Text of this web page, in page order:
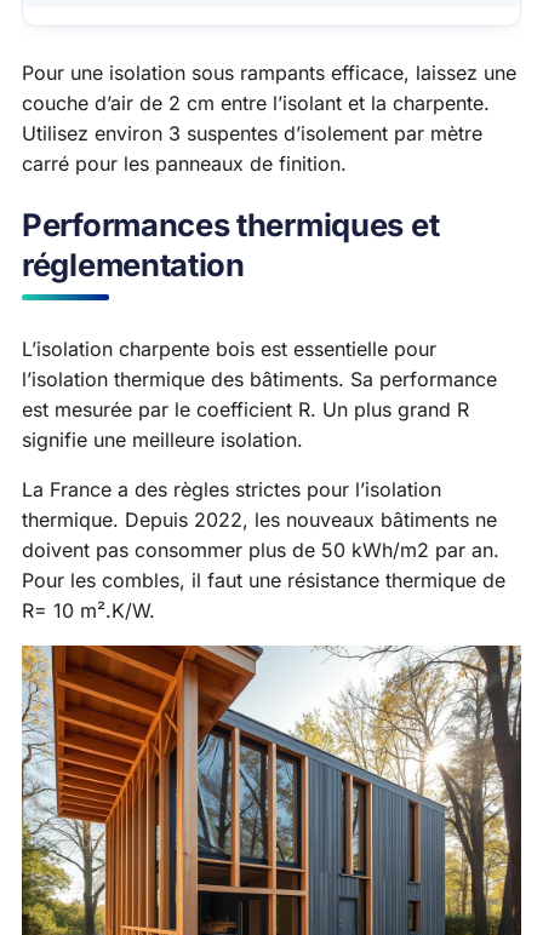
Pour une isolation sous rampants efficace, laissez une
couche d’air de 2 cm entre l’isolant et la charpente.
Utilisez environ 3 suspentes d’isolement par mètre
carré pour les panneaux de finition.
Performances thermiques et
réglementation
L’isolation charpente bois est essentielle pour
l’isolation thermique des bâtiments. Sa performance
est mesurée par le coefficient R. Un plus grand R
signifie une meilleure isolation.
La France a des règles strictes pour l’isolation
thermique. Depuis 2022, les nouveaux bâtiments ne
doivent pas consommer plus de 50 kWh/m2 par an.
Pour les combles, il faut une résistance thermique de
R= 10 m².K/W.